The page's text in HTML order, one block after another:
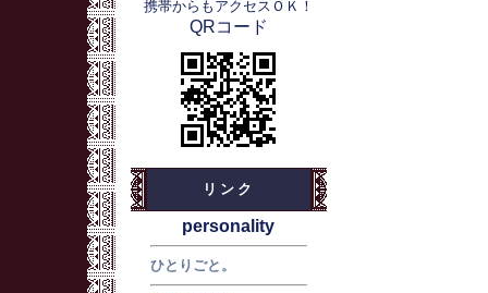
携帯からもアクセスＯＫ！
QRコード
リンク
personality
ひとりごと。